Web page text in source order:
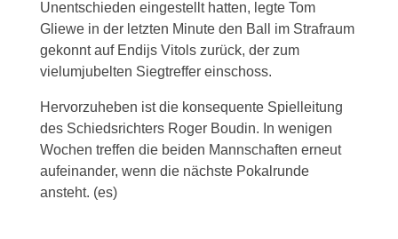
Unentschieden eingestellt hatten, legte Tom
Gliewe in der letzten Minute den Ball im Strafraum
gekonnt auf Endijs Vitols zurück, der zum
vielumjubelten Siegtreffer einschoss.
Hervorzuheben ist die konsequente Spielleitung
des Schiedsrichters Roger Boudin. In wenigen
Wochen treffen die beiden Mannschaften erneut
aufeinander, wenn die nächste Pokalrunde
ansteht. (es)